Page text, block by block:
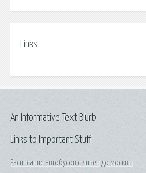
Links
Links to Important Stuff
Расписание автобусов с ливен до москвы
An Informative Text Blurb